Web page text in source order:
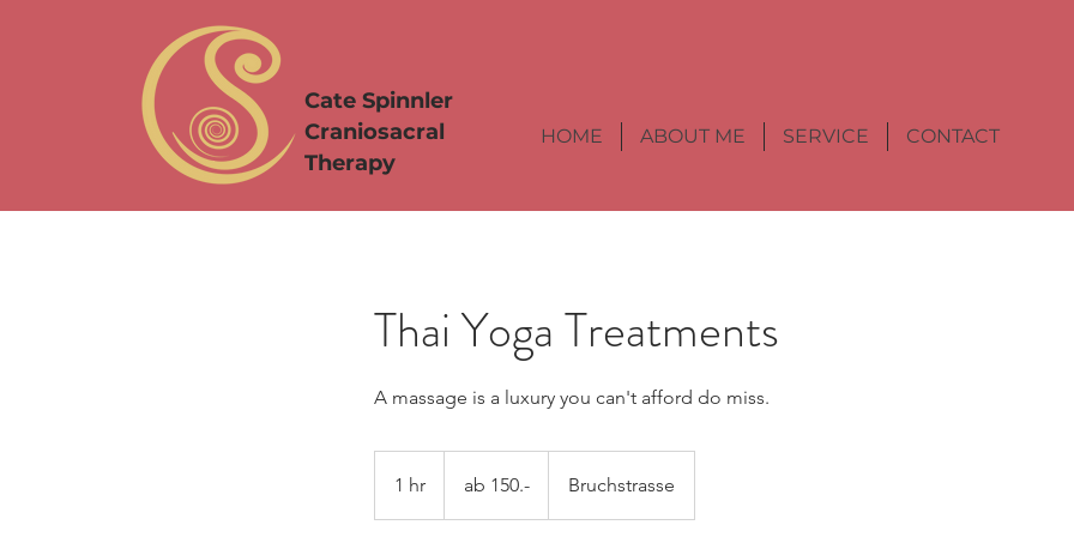
Cate Spinnler
Craniosacral
Therapy
HOME ABOUT ME SERVICE CONTACT
Thai Yoga Treatments
A massage is a luxury you can't afford do miss.
1 hr
h
ab 150.- Bruchstrasse